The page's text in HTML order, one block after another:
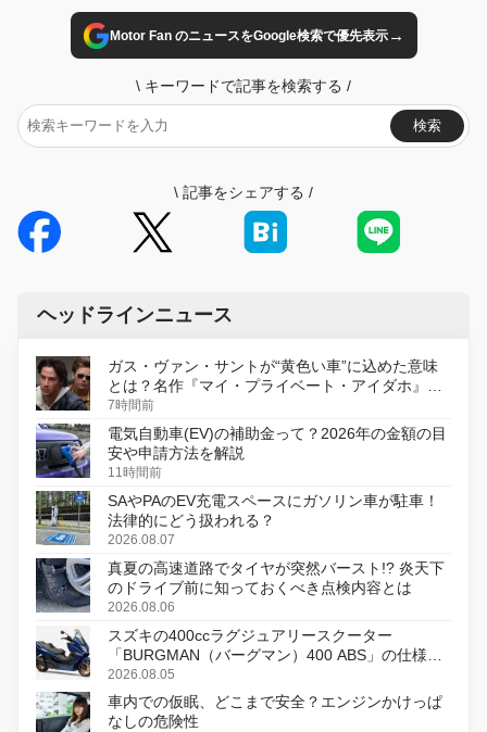
Motor Fan のニュースをGoogle検索で優先表示→
\ キーワードで記事を検索する /
検索
\ 記事をシェアする /
ヘッドラインニュース
ガス・ヴァン・サントが“黄色い車”に込めた意味
とは？名作『マイ・プライベート・アイダホ』が
初のデジタルリマスター版で復活
7時間前
電気自動車(EV)の補助金って？2026年の金額の目
安や申請方法を解説
11時間前
SAやPAのEV充電スペースにガソリン車が駐車！
法律的にどう扱われる？
2026.08.07
真夏の高速道路でタイヤが突然バースト!? 炎天下
のドライブ前に知っておくべき点検内容とは
2026.08.06
スズキの400ccラグジュアリースクーター
「BURGMAN（バーグマン）400 ABS」の仕様を
変更し、8月18日に発売
2026.08.05
車内での仮眠、どこまで安全？エンジンかけっぱ
なしの危険性